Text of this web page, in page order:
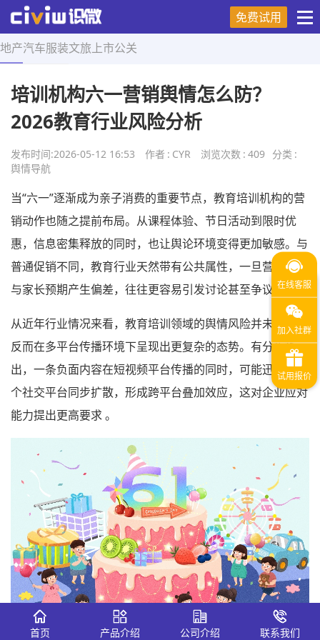
免费试用
地产汽车服装文旅 上市公关
首页 > 舆情导航 > 正文
培训机构六一营销舆情怎么防？
2026教育行业风险分析
发布时间:2026-05-12 16:53 作者 : CYR 浏览次数 : 409 分类 :
舆情导航
当“六一”逐渐成为亲子消费的重要节点，教育培训机构的营
销动作也随之提前布局。从课程体验、节日活动到限时优
惠，信息密集释放的同时，也让舆论环境变得更加敏感。与
普通促销不同，教育行业天然带有公共属性，一旦营销表达
与家长预期产生偏差，往往更容易引发讨论甚至争议。
从近年行业情况来看，教育培训领域的舆情风险并未减弱，
反而在多平台传播环境下呈现出更复杂的态势。有分析指
出，一条负面内容在短视频平台传播的同时，可能迅速在多
个社交平台同步扩散，形成跨平台叠加效应，这对企业应对
能力提出更高要求 。
首页 产品介绍 公司介绍 联系我们